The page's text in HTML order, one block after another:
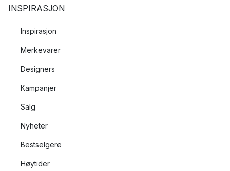
INSPIRASJON
Inspirasjon
Merkevarer
Designers
Kampanjer
Salg
Nyheter
Bestselgere
Høytider